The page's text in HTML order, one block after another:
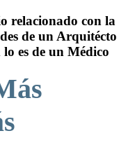
relacionado con la
de un Arquitécto
es de un Médico